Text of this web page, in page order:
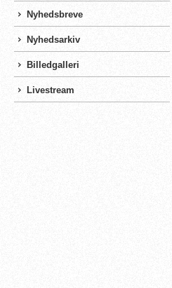
Nyhedsbreve
Nyhedsarkiv
Billedgalleri
Livestream